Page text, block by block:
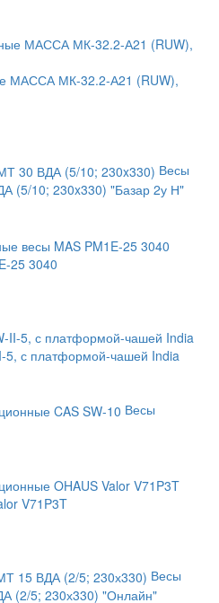
МАССА МК-32.2-А21 (RUW),
Весы
(5/10; 230x330) "Базар 2у Н"
25 3040
5, с платформой-чашей India
Весы
V71P3T
Весы
(2/5; 230х330) "Онлайн"